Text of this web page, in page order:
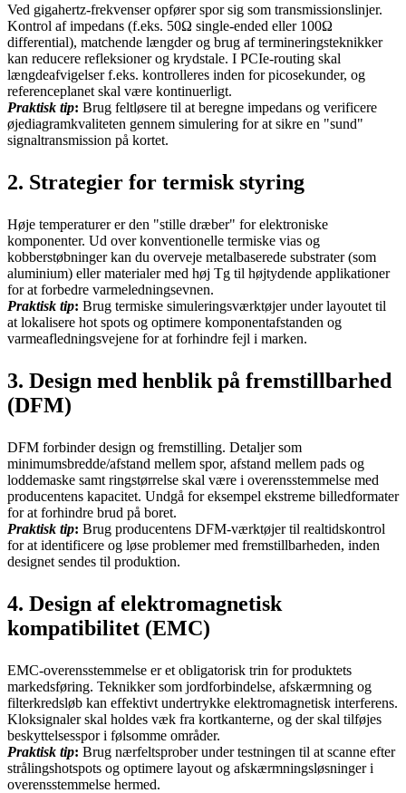
Ved gigahertz-frekvenser opfører spor sig som transmissionslinjer.
Kontrol af impedans (f.eks. 50Ω single-ended eller 100Ω
differential), matchende længder og brug af termineringsteknikker
kan reducere refleksioner og krydstale. I PCIe-routing skal
længdeafvigelser f.eks. kontrolleres inden for picosekunder, og
referenceplanet skal være kontinuerligt.
Praktisk tip: Brug feltløsere til at beregne impedans og verificere
øjediagramkvaliteten gennem simulering for at sikre en "sund"
signaltransmission på kortet.
2. Strategier for termisk styring
Høje temperaturer er den "stille dræber" for elektroniske
komponenter. Ud over konventionelle termiske vias og
kobberstøbninger kan du overveje metalbaserede substrater (som
aluminium) eller materialer med høj Tg til højtydende applikationer
for at forbedre varmeledningsevnen.
Praktisk tip: Brug termiske simuleringsværktøjer under layoutet til
at lokalisere hot spots og optimere komponentafstanden og
varmeafledningsvejene for at forhindre fejl i marken.
3. Design med henblik på fremstillbarhed
(DFM)
DFM forbinder design og fremstilling. Detaljer som
minimumsbredde/afstand mellem spor, afstand mellem pads og
loddemaske samt ringstørrelse skal være i overensstemmelse med
producentens kapacitet. Undgå for eksempel ekstreme billedformater
for at forhindre brud på boret.
Praktisk tip: Brug producentens DFM-værktøjer til realtidskontrol
for at identificere og løse problemer med fremstillbarheden, inden
designet sendes til produktion.
4. Design af elektromagnetisk
kompatibilitet (EMC)
EMC-overensstemmelse er et obligatorisk trin for produktets
markedsføring. Teknikker som jordforbindelse, afskærmning og
filterkredsløb kan effektivt undertrykke elektromagnetisk interferens.
Kloksignaler skal holdes væk fra kortkanterne, og der skal tilføjes
beskyttelsesspor i følsomme områder.
Praktisk tip: Brug nærfeltsprober under testningen til at scanne efter
strålingshotspots og optimere layout og afskærmningsløsninger i
overensstemmelse hermed.